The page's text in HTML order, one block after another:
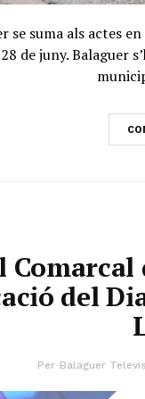
se suma als actes
de juny. Balaguer
Comarcal
del
Per Balaguer